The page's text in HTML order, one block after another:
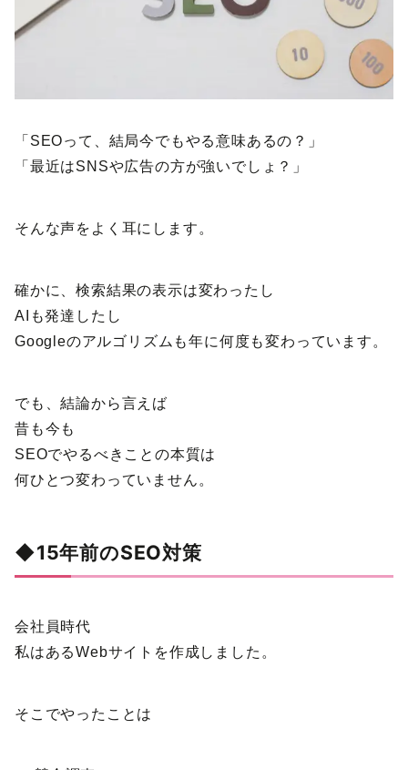
「SEOって、結局今でもやる意味あるの？」
「最近はSNSや広告の方が強いでしょ？」
そんな声をよく耳にします。
確かに、検索結果の表示は変わったし
AIも発達したし
Googleのアルゴリズムも年に何度も変わっています。
でも、結論から言えば
昔も今も
SEOでやるべきことの本質は
何ひとつ変わっていません。
◆15年前のSEO対策
会社員時代
私はあるWebサイトを作成しました。
そこでやったことは